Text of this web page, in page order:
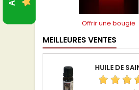
Offrir une bougie
MEILLEURES VENTES